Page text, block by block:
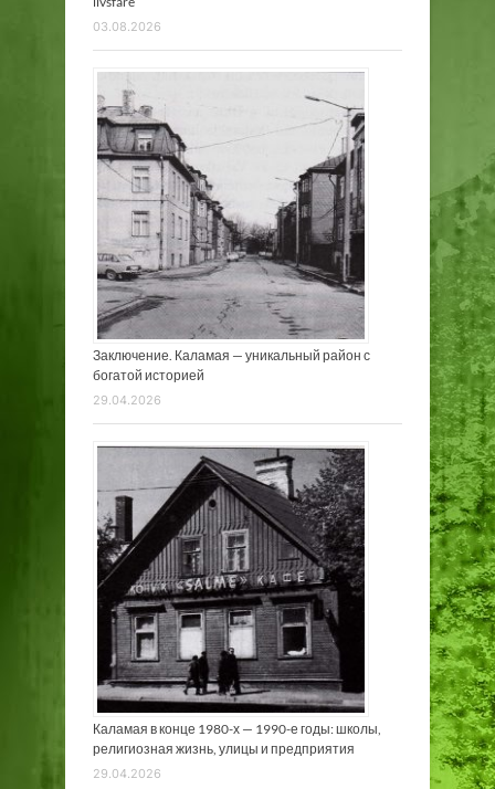
03.08.2026
Заключение. Каламая — уникальный район с
богатой историей
29.04.2026
Каламая в конце 1980-х — 1990-е годы: школы,
религиозная жизнь, улицы и предприятия
29.04.2026